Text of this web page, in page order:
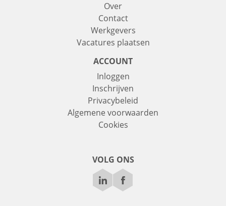
Over
Contact
Werkgevers
Vacatures plaatsen
ACCOUNT
Inloggen
Inschrijven
Privacybeleid
Algemene voorwaarden
Cookies
VOLG ONS